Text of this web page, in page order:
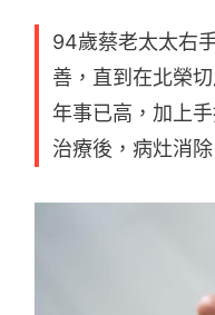
94歲蔡老太太右
善，直到在北榮
年事已高，加上
治療後，病灶消除